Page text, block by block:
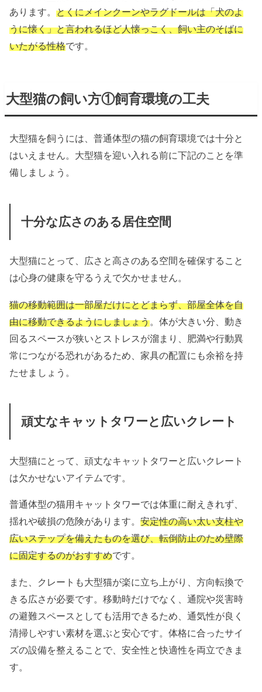
あります。とくにメインクーンやラグドールは「犬のよ
うに懐く」と言われるほど人懐っこく、飼い主のそばに
いたがる性格です。
大型猫の飼い方①飼育環境の工夫
大型猫を飼うには、普通体型の猫の飼育環境では十分と
はいえません。大型猫を迎い入れる前に下記のことを準
備しましょう。
十分な広さのある居住空間
大型猫にとって、広さと高さのある空間を確保すること
は心身の健康を守るうえで欠かせません。
猫の移動範囲は一部屋だけにとどまらず、部屋全体を自
由に移動できるようにしましょう。体が大きい分、動き
回るスペースが狭いとストレスが溜まり、肥満や行動異
常につながる恐れがあるため、家具の配置にも余裕を持
たせましょう。
頑丈なキャットタワーと広いクレート
大型猫にとって、頑丈なキャットタワーと広いクレート
は欠かせないアイテムです。
普通体型の猫用キャットタワーでは体重に耐えきれず、
揺れや破損の危険があります。安定性の高い太い支柱や
広いステップを備えたものを選び、転倒防止のため壁際
に固定するのがおすすめです。
また、クレートも大型猫が楽に立ち上がり、方向転換で
きる広さが必要です。移動時だけでなく、通院や災害時
の避難スペースとしても活用できるため、通気性が良く
清掃しやすい素材を選ぶと安心です。体格に合ったサイ
ズの設備を整えることで、安全性と快適性を両立できま
す。